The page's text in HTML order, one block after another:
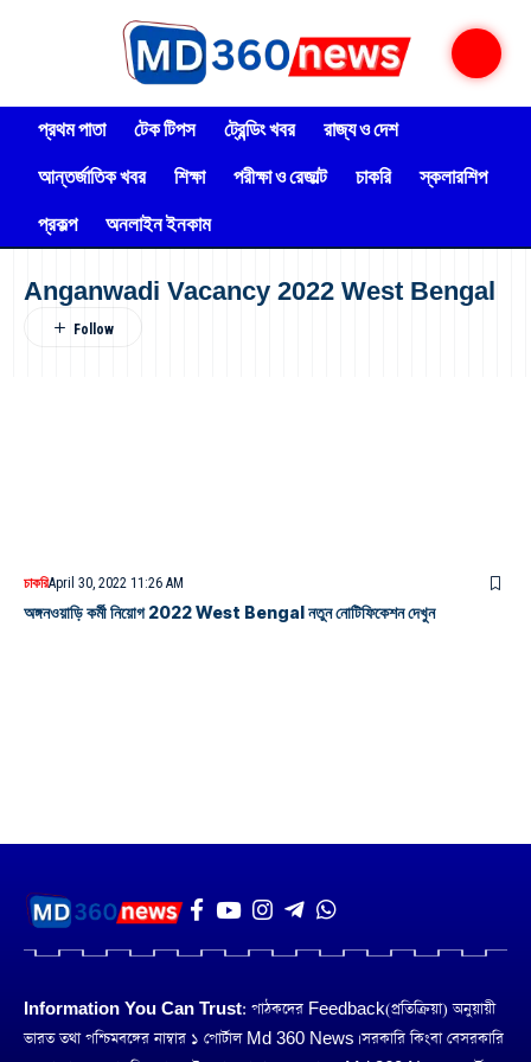
প্রথম পাতা টেক টিপস ট্রেন্ডিং খবর
রাজ্য ও দেশ
আন্তর্জাতিক খবর
শিক্ষা পরীক্ষা ও রেজাল্ট চাকরি
স্কলারশিপ
প্রকল্প
অনলাইন ইনকাম
Anganwadi Vacancy 2022 West Bengal
চাকরিApril 30, 2022 11:26 AM
অঙ্গনওয়াড়ি কর্মী নিয়োগ 2022 West Bengal নতুন নোটিফিকেশন দেখুন
Information You Can Trust: পাঠকদের Feedback(প্রতিক্রিয়া) অনুয়ায়ী
ভারত তথা পশ্চিমবঙ্গের নাম্বার ১ পোর্টাল Md 360 News। সরকারি কিংবা বেসরকারি